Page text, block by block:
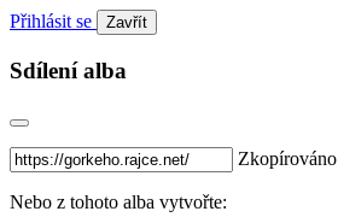
Přihlásit se Zavřít
Sdílení alba
Zkopírováno
Nebo z tohoto alba vytvořte: